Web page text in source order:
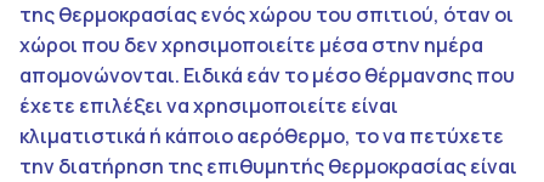
της θερμοκρασίας ενός χώρου του σπιτιού, όταν οι
χώροι που δεν χρησιμοποιείτε μέσα στην ημέρα
απομονώνονται. Ειδικά εάν το μέσο θέρμανσης που
έχετε επιλέξει να χρησιμοποιείτε είναι
κλιματιστικά ή κάποιο αερόθερμο, το να πετύχετε
την διατήρηση της επιθυμητής θερμοκρασίας είναι